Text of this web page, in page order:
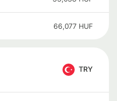
66,077 HUF
TRY